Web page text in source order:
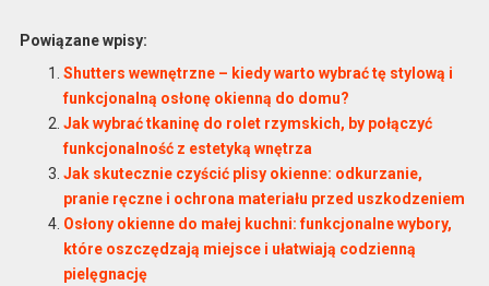
Powiązane wpisy:
Shutters wewnętrzne – kiedy warto wybrać tę stylową i
funkcjonalną osłonę okienną do domu?
Jak wybrać tkaninę do rolet rzymskich, by połączyć
funkcjonalność z estetyką wnętrza
Jak skutecznie czyścić plisy okienne: odkurzanie,
pranie ręczne i ochrona materiału przed uszkodzeniem
Osłony okienne do małej kuchni: funkcjonalne wybory,
które oszczędzają miejsce i ułatwiają codzienną
pielęgnację